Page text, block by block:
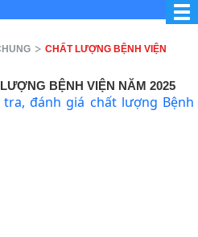
CHẤT LƯỢNG BỆNH VIỆN
BỆNH VIỆN NĂM 2025
tra, đánh giá chất lượng Bệnh